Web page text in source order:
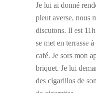
Je lui ai donné
pleut averse, nous
discutons. Il est
se met en terrasse
café. Je sors mon
briquet. Je lui
des cigarillos de